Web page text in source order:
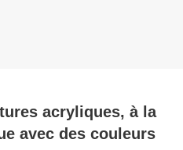
acryliques, à la
avec des couleurs